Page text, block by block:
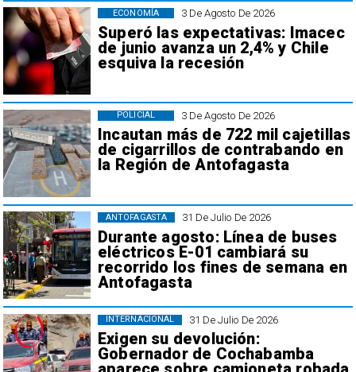
3 De Agosto De 2026
Superó las expectativas: Imacec
de junio avanza un 2,4% y Chile
esquiva la recesión
ECONOMÍA
3 De Agosto De 2026
Incautan más de 722 mil cajetillas
de cigarrillos de contrabando en
la Región de Antofagasta
POLICIAL
31 De Julio De 2026
Durante agosto: Línea de buses
eléctricos E-01 cambiará su
recorrido los fines de semana en
Antofagasta
ANTOFAGASTA
31 De Julio De 2026
Exigen su devolución:
Gobernador de Cochabamba
INTERNACIONAL